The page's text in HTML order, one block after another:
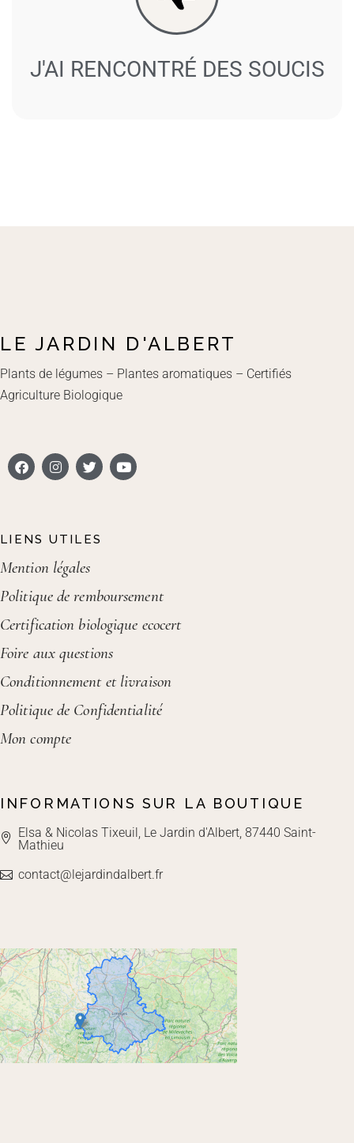
J'AI RENCONTRÉ DES SOUCIS
LE JARDIN D'ALBERT
Plants de légumes – Plantes aromatiques – Certifiés
Agriculture Biologique
LIENS UTILES
Mention légales
Politique de remboursement
Certification biologique ecocert
Foire aux questions
Conditionnement et livraison
Politique de Confidentialité
Mon compte
INFORMATIONS SUR LA BOUTIQUE
Elsa & Nicolas Tixeuil, Le Jardin d'Albert, 87440 Saint-
Mathieu
contact@lejardindalbert.fr